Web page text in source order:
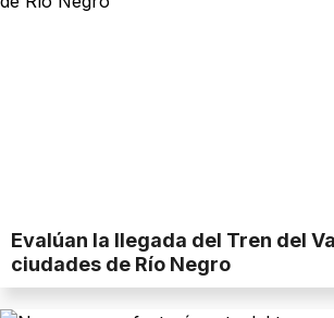
Evalúan la llegada del Tren del
ciudades de Río Negro